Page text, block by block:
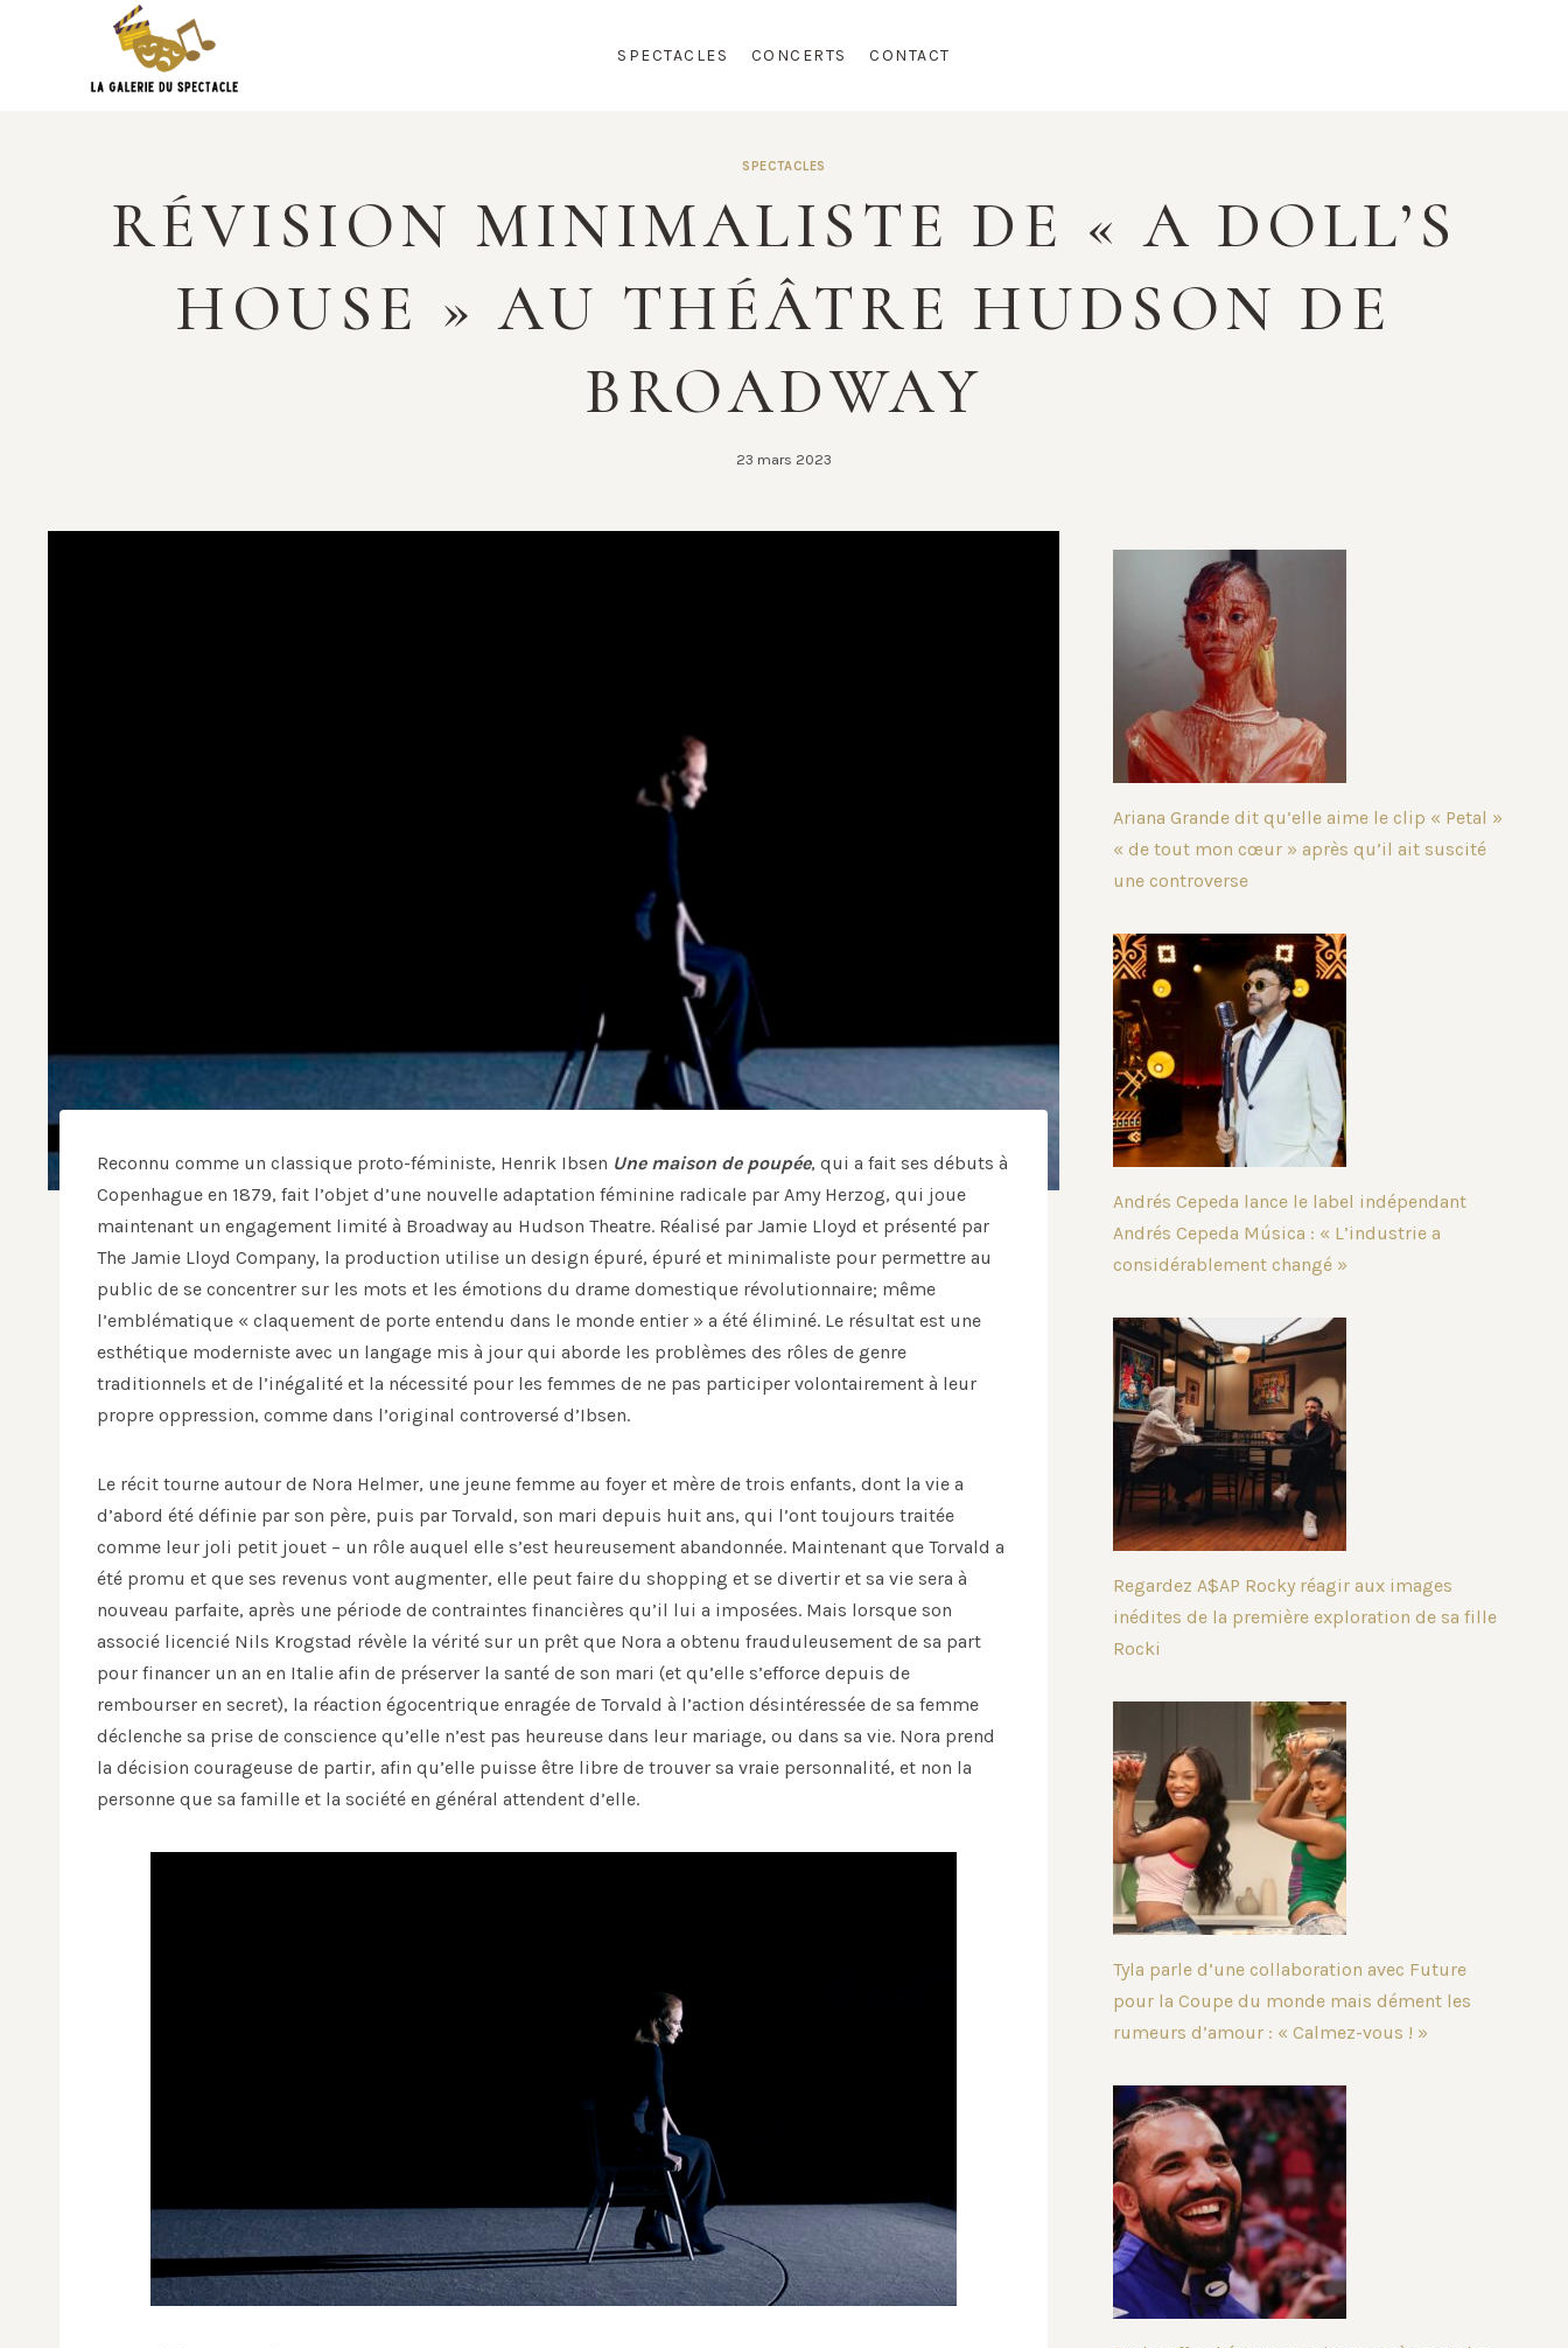
SPECTACLES CONCERTS CONTACT
SPECTACLES
RÉVISION MINIMALISTE DE « A DOLL’S
HOUSE » AU THÉÂTRE HUDSON DE
BROADWAY
23 mars 2023
Reconnu comme un classique proto-féministe, Henrik Ibsen Une maison de poupée, qui a fait ses débuts à
Copenhague en 1879, fait l’objet d’une nouvelle adaptation féminine radicale par Amy Herzog, qui joue
maintenant un engagement limité à Broadway au Hudson Theatre. Réalisé par Jamie Lloyd et présenté par
The Jamie Lloyd Company, la production utilise un design épuré, épuré et minimaliste pour permettre au
public de se concentrer sur les mots et les émotions du drame domestique révolutionnaire; même
l’emblématique « claquement de porte entendu dans le monde entier » a été éliminé. Le résultat est une
esthétique moderniste avec un langage mis à jour qui aborde les problèmes des rôles de genre
traditionnels et de l’inégalité et la nécessité pour les femmes de ne pas participer volontairement à leur
propre oppression, comme dans l’original controversé d’Ibsen.
Le récit tourne autour de Nora Helmer, une jeune femme au foyer et mère de trois enfants, dont la vie a
d’abord été définie par son père, puis par Torvald, son mari depuis huit ans, qui l’ont toujours traitée
comme leur joli petit jouet – un rôle auquel elle s’est heureusement abandonnée. Maintenant que Torvald a
été promu et que ses revenus vont augmenter, elle peut faire du shopping et se divertir et sa vie sera à
nouveau parfaite, après une période de contraintes financières qu’il lui a imposées. Mais lorsque son
associé licencié Nils Krogstad révèle la vérité sur un prêt que Nora a obtenu frauduleusement de sa part
pour financer un an en Italie afin de préserver la santé de son mari (et qu’elle s’efforce depuis de
rembourser en secret), la réaction égocentrique enragée de Torvald à l’action désintéressée de sa femme
déclenche sa prise de conscience qu’elle n’est pas heureuse dans leur mariage, ou dans sa vie. Nora prend
la décision courageuse de partir, afin qu’elle puisse être libre de trouver sa vraie personnalité, et non la
personne que sa famille et la société en général attendent d’elle.
Ariana Grande dit qu’elle aime le clip « Petal »
« de tout mon cœur » après qu’il ait suscité
une controverse
Andrés Cepeda lance le label indépendant
Andrés Cepeda Música : « L’industrie a
considérablement changé »
Regardez A$AP Rocky réagir aux images
inédites de la première exploration de sa fille
Rocki
Tyla parle d’une collaboration avec Future
pour la Coupe du monde mais dément les
rumeurs d’amour : « Calmez-vous ! »